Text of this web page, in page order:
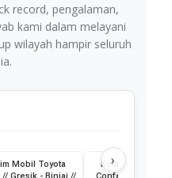
record, pengalaman,
kami dalam melayani
wilayah hampir seluruh
Mobil Toyota
// Gresik - Binjai //
Kirim Mobil
Confero //
›